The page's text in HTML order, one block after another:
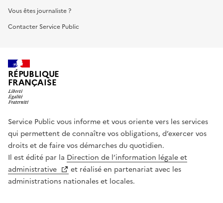
Vous êtes journaliste ?
Contacter Service Public
RÉPUBLIQUE
FRANÇAISE
Service Public vous informe et vous oriente vers les services
qui permettent de connaître vos obligations, d’exercer vos
droits et de faire vos démarches du quotidien.
Il est édité par la Direction de l’information légale et
administrative
et réalisé en partenariat avec les
administrations nationales et locales.